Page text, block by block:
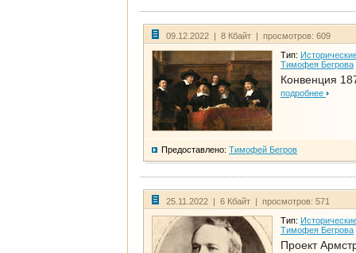
09.12.2022 | 8 Кбайт | просмотров: 609
Тип:
Тимофея Бегрова
Конвенция
подробнее
Предоставлено: Тимофей Бегров
25.11.2022 | 6 Кбайт | просмотров: 571
Тип:
Тимофея Бегрова
Проект